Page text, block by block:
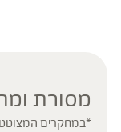
מסורת
*במחקרים